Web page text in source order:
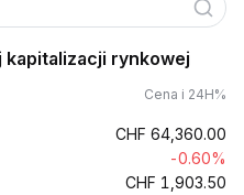
rynkowej
Cena i 24H%
CHF 64,360.00
-0.60%
CHF 1,903.50